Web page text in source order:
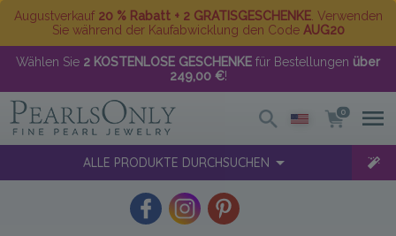
Augustverkauf 20 % Rabatt + 2 GRATISGESCHENKE. Verwenden
Sie während der Kaufabwicklung den Code AUG20
Wählen Sie 2 KOSTENLOSE GESCHENKE für Bestellungen über
249,00 €!
0
ALLE PRODUKTE DURCHSUCHEN